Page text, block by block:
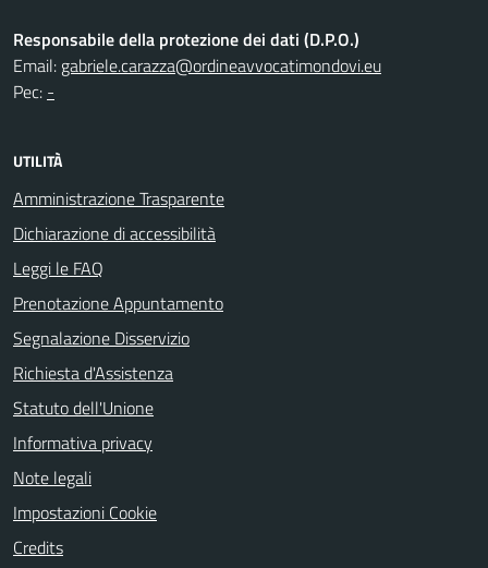
Responsabile della protezione dei dati (D.P.O.)
Email: gabriele.carazza@ordineavvocatimondovi.eu
Pec: -
UTILITÀ
Amministrazione Trasparente
Dichiarazione di accessibilità
Leggi le FAQ
Prenotazione Appuntamento
Segnalazione Disservizio
Richiesta d'Assistenza
Statuto dell'Unione
Informativa privacy
Note legali
Impostazioni Cookie
Credits